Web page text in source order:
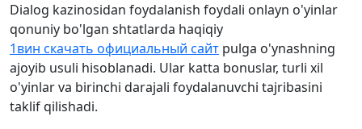
Dialog kazinosidan foydalanish foydali onlayn o'yinlar
qonuniy bo'lgan shtatlarda haqiqiy
1вин скачать официальный сайт pulga o'ynashning
ajoyib usuli hisoblanadi. Ular katta bonuslar, turli xil
o'yinlar va birinchi darajali foydalanuvchi tajribasini
taklif qilishadi.